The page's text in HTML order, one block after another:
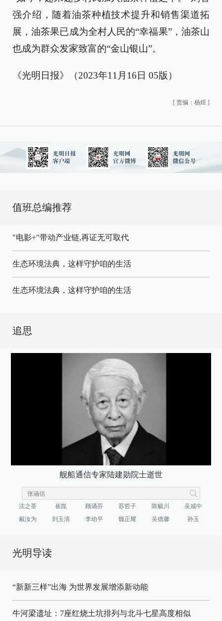
强介绍，随着油茶种植技术提升和销售渠道拓
展，油茶果已成为全村人民的“幸福果”，油茶山
也成为群众发家致富的“金山银山”。
《光明日报》（2023年11月16日 05版）
[ 责编：杨煜 ]
值班总编推荐
"电影+"带动产业链,再证无可取代
生态环境法典，这样守护咱的生活
生态环境法典，这样守护咱的生活
追思
舰船通信专家陆建勋院士逝世
沈之荃 崔崑 顾诵芬 苏哲子 陈毓川
吴咸中
戴汝为
刘玉清 李幼平 魏正耀 吴德馨 孙玉
光明导读
“新新三样”出海 为世界发展增添新动能
牛河梁遗址：7座红烧土坑排列与北斗七星高度相似